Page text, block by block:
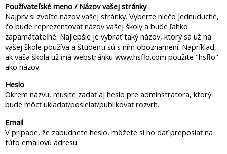
Používateľské meno / Názov vašej stránky
Najprv si zvoľte názov vašej stránky. Vyberte niečo jednuduché,
čo bude reprezentovať názov vašej školy a bude ľahko
zapamätateľné. Najlepšie je vybrať taký názov, ktorý sa už na
vašej škole používa a študenti sú s ním oboznamení. Napríklad,
ak vaša škola už má webstránku www.hsflo.com použite "hsflo"
ako názov.
Heslo
Okrem názvu, musíte zadať aj heslo pre adminstrátora, ktorý
bude môcť ukladať/posielať/publikovať rozvrh.
Email
V prípade, že zabudnete heslo, môžete si ho dať preposlať na
túto emailovú adresu.